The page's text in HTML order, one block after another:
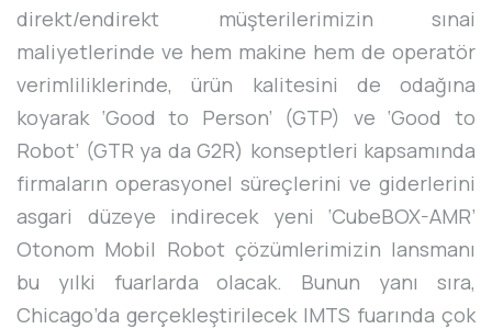
direkt/endirekt müşterilerimizin sınai
maliyetlerinde ve hem makine hem de operatör
verimliliklerinde, ürün kalitesini de odağına
koyarak ‘Good to Person’ (GTP) ve ‘Good to
Robot’ (GTR ya da G2R) konseptleri kapsamında
firmaların operasyonel süreçlerini ve giderlerini
asgari düzeye indirecek yeni ‘CubeBOX-AMR’
Otonom Mobil Robot çözümlerimizin lansmanı
bu yılki fuarlarda olacak. Bunun yanı sıra,
Chicago’da gerçekleştirilecek IMTS fuarında çok